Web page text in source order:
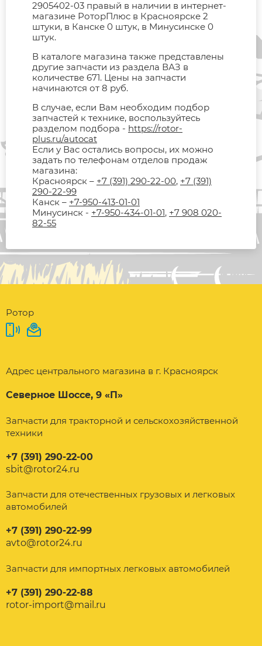
2905402-03 правый в наличии в интернет-
магазине РоторПлюс в Красноярске 2
штуки, в Канске 0 штук, в Минусинске 0
штук.
В каталоге магазина также представлены
другие запчасти из раздела ВАЗ в
количестве 671. Цены на запчасти
начинаются от 8 руб.
В случае, если Вам необходим подбор
запчастей к технике, воспользуйтесь
разделом подбора - https://rotor-
plus.ru/autocat
Если у Вас остались вопросы, их можно
задать по телефонам отделов продаж
магазина:
Красноярск – +7 (391) 290-22-00, +7 (391)
290-22-99
Канск – +7-950-413-01-01
Минусинск - +7-950-434-01-01, +7 908 020-
82-55
Ротор
Адрес центрального магазина в г. Красноярск
Северное Шоссе, 9 «П»
Запчасти для тракторной и сельскохозяйственной
техники
+7 (391) 290-22-00
sbit@rotor24.ru
Запчасти для отечественных грузовых и легковых
автомобилей
+7 (391) 290-22-99
avto@rotor24.ru
Запчасти для импортных легковых автомобилей
+7 (391) 290-22-88
rotor-import@mail.ru